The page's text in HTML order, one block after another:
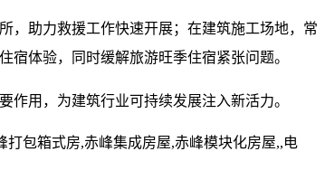
，助力救援工作快速开展；在建筑施工场地，常
体验，同时缓解旅游旺季住宿紧张问题。​
用，为建筑行业可持续发展注入新活力。
包箱式房,赤峰集成房屋,赤峰模块化房屋,,电